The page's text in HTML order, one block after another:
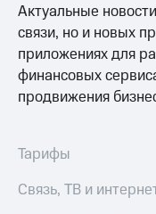
Актуальные
связи, но и новых
приложениях для
финансовых
продвижения
Тарифы
Связь, ТВ и